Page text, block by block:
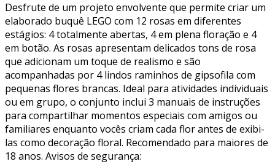
Desfrute de um projeto envolvente que permite criar um
elaborado buquê LEGO com 12 rosas em diferentes
estágios: 4 totalmente abertas, 4 em plena floração e 4
em botão. As rosas apresentam delicados tons de rosa
que adicionam um toque de realismo e são
acompanhadas por 4 lindos raminhos de gipsofila com
pequenas flores brancas. Ideal para atividades individuais
ou em grupo, o conjunto inclui 3 manuais de instruções
para compartilhar momentos especiais com amigos ou
familiares enquanto vocês criam cada flor antes de exibi-
las como decoração floral. Recomendado para maiores de
18 anos. Avisos de segurança: